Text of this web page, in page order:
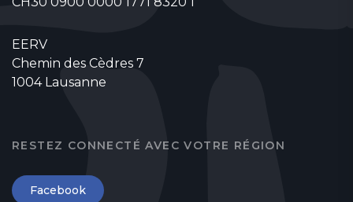
EERV
Chemin des Cèdres 7
1004 Lausanne
RESTEZ CONNECTÉ AVEC VOTRE RÉGION
Facebook